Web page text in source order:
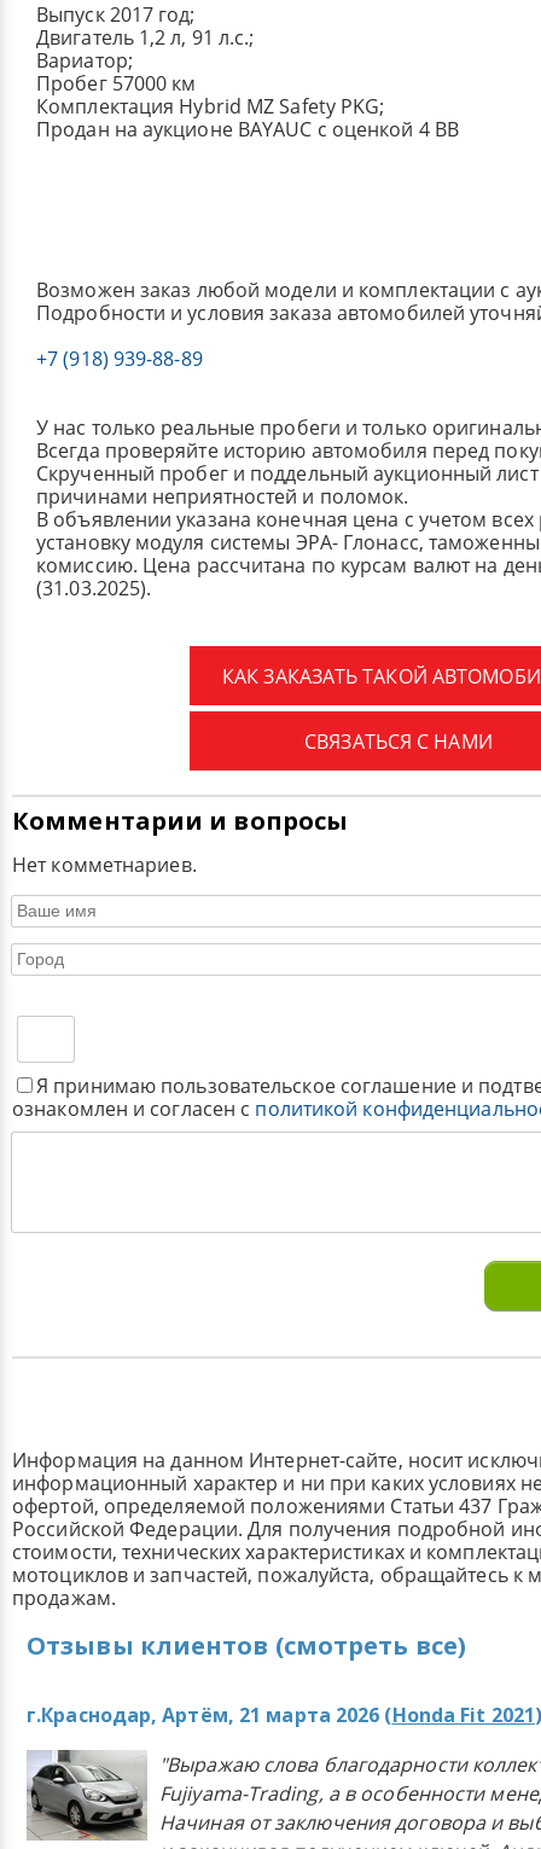
Выпуск 2017 год;
Двигатель 1,2 л, 91 л.с.;
Вариатор;
Пробег 57000 км
Комплектация Hybrid MZ Safety PKG;
Продан на аукционе BAYAUC с оценкой 4 BB
Возможен заказ любой модели и комплектации с
Подробности и условия заказа автомобилей
+7 (918) 939-88-89
У нас только реальные пробеги и только
Всегда проверяйте историю автомобиля перед
Скрученный пробег и поддельный аукционный лист
причинами неприятностей и поломок.
В объявлении указана конечная цена с учетом
установку модуля системы ЭРА- Глонасс,
комиссию. Цена рассчитана по курсам валют на
(31.03.2025).
КАК ЗАКАЗАТЬ ТАКОЙ
СВЯЗАТЬСЯ С НАМИ
Комментарии и вопросы
Нет комметнариев.
Я принимаю пользовательское соглашение и
ознакомлен и согласен с политикой
Информация на данном Интернет-сайте, носит
информационный характер и ни при каких условиях
офертой, определяемой положениями Статьи 437
Российской Федерации. Для получения подробной
стоимости, технических характеристиках и
мотоциклов и запчастей, пожалуйста, обращайтесь к
продажам.
Отзывы клиентов (смотреть все)
г.Краснодар, Артём, 21 марта 2026 (Honda Fit 2021
"Выражаю слова благодарности
Fujiyama-Trading, а в особенности
Начиная от заключения договора и